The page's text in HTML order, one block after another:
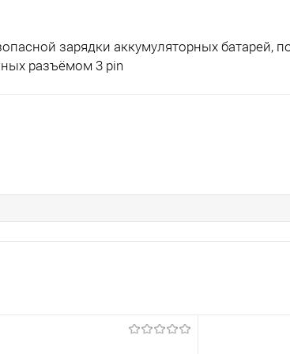
зарядки аккумуляторных батарей,
разъёмом 3 pin